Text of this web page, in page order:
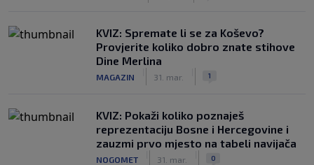
KVIZ: Spremate li se za Koševo?
Provjerite koliko dobro znate stihove
Dine Merlina
MAGAZIN 31. mar. 1
KVIZ: Pokaži koliko poznaješ
reprezentaciju Bosne i Hercegovine i
zauzmi prvo mjesto na tabeli navijača
NOGOMET 31. mar. 0